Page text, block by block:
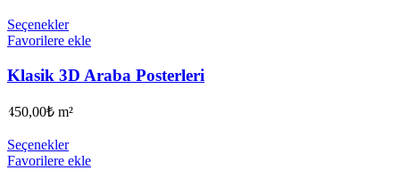
Seçenekler
Favorilere ekle
Klasik 3D Araba Posterleri
450,00₺ m²
Seçenekler
Favorilere ekle